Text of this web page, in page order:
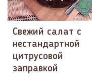
Свежий салат с
нестандартной
цитрусовой
заправкой